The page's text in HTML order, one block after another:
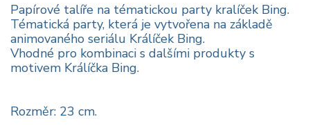
Papírové talíře na tématickou party kralíček Bing.
Tématická party, která je vytvořena na základě
animovaného seriálu Králíček Bing.
Vhodné pro kombinaci s dalšími produkty s
motivem Králíčka Bing.
Rozměr: 23 cm.